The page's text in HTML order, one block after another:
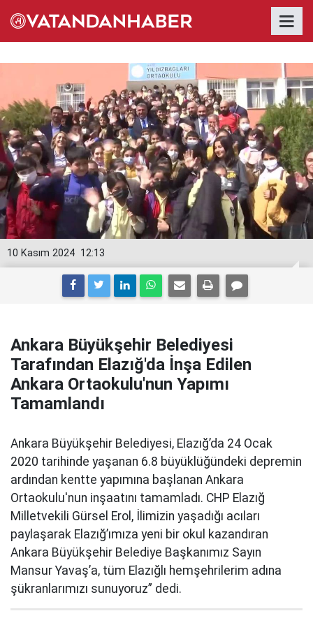
12:13
10 Kasım 2024
Ankara Büyükşehir Belediyesi
Tarafından Elazığ'da İnşa Edilen
Ankara Ortaokulu'nun Yapımı
Tamamlandı
Ankara Büyükşehir Belediyesi, Elazığ’da 24 Ocak
2020 tarihinde yaşanan 6.8 büyüklüğündeki depremin
ardından kentte yapımına başlanan Ankara
Ortaokulu'nun inşaatını tamamladı. CHP Elazığ
Milletvekili Gürsel Erol, İlimizin yaşadığı acıları
paylaşarak Elazığ’ımıza yeni bir okul kazandıran
Ankara Büyükşehir Belediye Başkanımız Sayın
Mansur Yavaş’a, tüm Elazığlı hemşehrilerim adına
şükranlarımızı sunuyoruz” dedi.